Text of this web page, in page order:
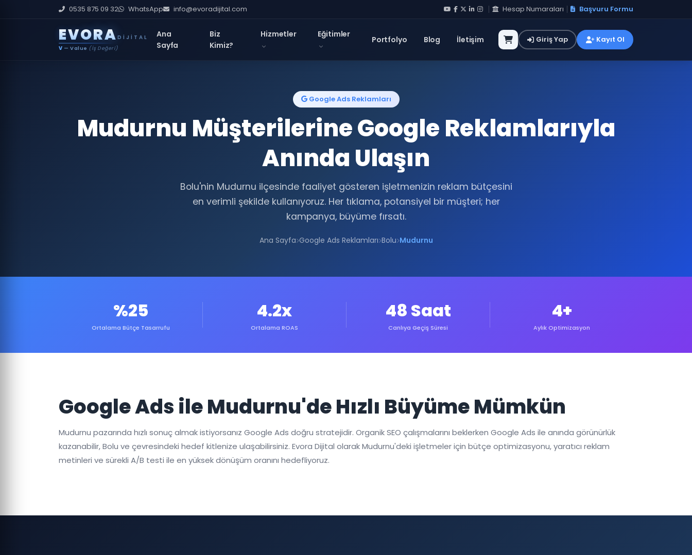
0535 875 09 32 WhatsApp info@evoradijital.com Hesap Numaraları Başvuru Formu
EVORA DIJITAL
V — Value (İş Değeri)
Ana
Sayfa
Biz
Kimiz?
Hizmetler Eğitimler
Portfolyo Blog İletişim Giriş Yap Kayıt Ol
Google Ads Reklamları
Mudurnu Müşterilerine Google Reklamlarıyla
Anında Ulaşın
Bolu'nin Mudurnu ilçesinde faaliyet gösteren işletmenizin reklam bütçesini
en verimli şekilde kullanıyoruz. Her tıklama, potansiyel bir müşteri; her
kampanya, büyüme fırsatı.
Ana Sayfa Google Ads Reklamları Bolu Mudurnu
%25
Ortalama Bütçe Tasarrufu
4.2x
Ortalama ROAS
48 Saat
Canlıya Geçiş Süresi
4+
Aylık Optimizasyon
Google Ads ile Mudurnu'de Hızlı Büyüme Mümkün
Mudurnu pazarında hızlı sonuç almak istiyorsanız Google Ads doğru stratejidir. Organik SEO çalışmalarını beklerken Google Ads ile anında görünürlük
kazanabilir, Bolu ve çevresindeki hedef kitlenize ulaşabilirsiniz. Evora Dijital olarak Mudurnu'deki işletmeler için bütçe optimizasyonu, yaratıcı reklam
metinleri ve sürekli A/B testi ile en yüksek dönüşüm oranını hedefliyoruz.